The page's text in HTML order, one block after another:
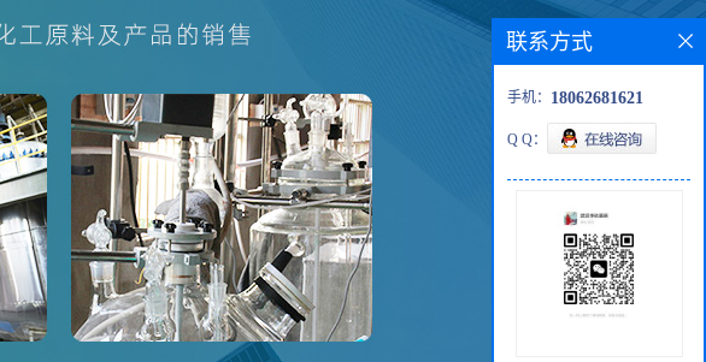
联系方式
手机： 18062681621
Q Q：